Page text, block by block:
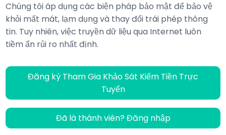
Chúng tôi áp dụng các biện pháp bảo mật để bảo vệ
khỏi mất mát, lạm dụng và thay đổi trái phép thông
tin. Tuy nhiên, việc truyền dữ liệu qua Internet luôn
tiềm ẩn rủi ro nhất định.
Đăng ký Tham Gia Khảo Sát Kiếm Tiền Trực
Tuyến
Đã là thành viên? Đăng nhập